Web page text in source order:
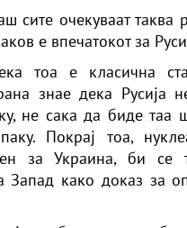
сите очекуваат таква
е впечатокот за
тоа е класична
знае дека Русија
не сака да биде таа
Покрај тоа,
за Украина, би се
Запад како доказ за